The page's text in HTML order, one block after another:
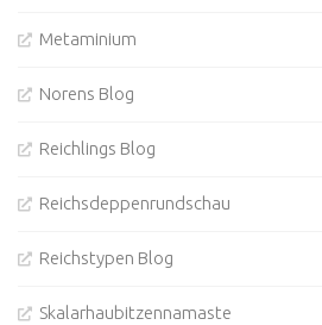
Metaminium
Norens Blog
Reichlings Blog
Reichsdeppenrundschau
Reichstypen Blog
Skalarhaubitzennamaste